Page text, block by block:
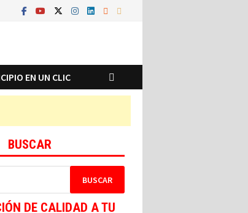
EN UN CLIC
BUSCAR
DE CALIDAD A TU